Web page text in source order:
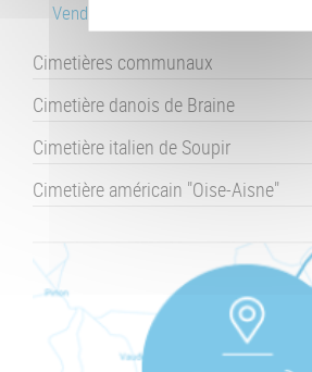
Vendresse
Cimetières communaux
Cimetière danois de Braine
Cimetière italien de Soupir
Cimetière américain "Oise-Aisne"